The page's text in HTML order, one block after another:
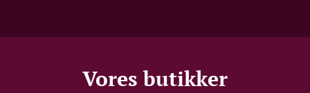
Vores butikker